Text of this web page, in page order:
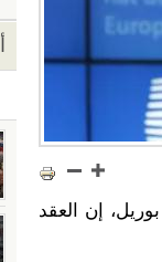
إن العقد